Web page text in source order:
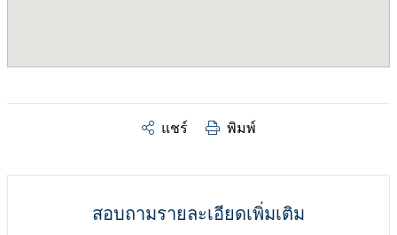
แชร์ พิมพ์
สอบถามรายละเอียดเพิ่มเติม